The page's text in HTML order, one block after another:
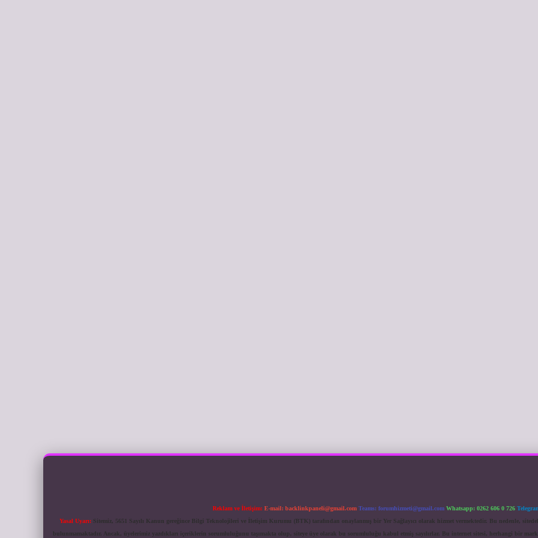
Reklam ve İletişim: E-mail: backlinkpaneli@gmail.com Teams: forumhizmeti@gmail.com Whatsapp: 0262 606 0 726
Yasal Uyarı: Sitemiz, 5651 Sayılı Kanun gereğince Bilgi Teknolojileri ve İletişim Kurumu (BTK) tarafından onaylanmış bir Yer Sağlayıcı olarak hizmet vermektedir. Bu nedenle,
bulunmamaktadır. Ancak, üyelerimiz yazdıkları içeriklerin sorumluluğunu taşımakta olup, siteye üye olarak bu sorumluluğu kabul etmiş sayılırlar. Bu internet sitesi, herhangi bir